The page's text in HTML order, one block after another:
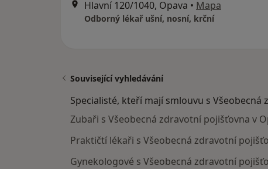
Hlavní 120/1040, Opava • Mapa
Odborný lékař ušní, nosní, krční
Související vyhledávání
Specialisté, kteří mají smlouvu s Všeobecná
Zubaři s Všeobecná zdravotní pojišťovna v
Praktičtí lékaři s Všeobecná zdravotní
Gynekologové s Všeobecná zdravotní